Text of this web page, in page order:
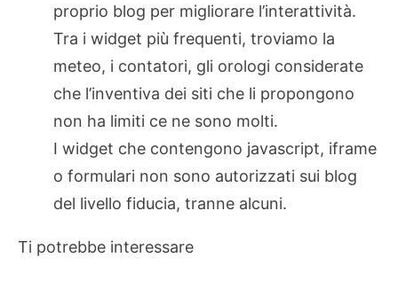
proprio blog per migliorare l’interattività.
Tra i widget più frequenti, troviamo la
meteo, i contatori, gli orologi considerate
che l’inventiva dei siti che li propongono
non ha limiti ce ne sono molti.
I widget che contengono javascript, iframe
o formulari non sono autorizzati sui blog
del livello fiducia, tranne alcuni.
Ti potrebbe interessare